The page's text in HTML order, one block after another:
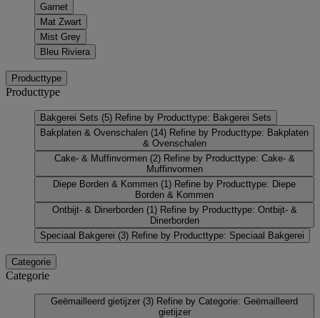
Garnet
Mat Zwart
Mist Grey
Bleu Riviera
Producttype
Producttype
Bakgerei Sets (5) Refine by Producttype: Bakgerei Sets
Bakplaten & Ovenschalen (14) Refine by Producttype: Bakplaten
& Ovenschalen
Cake- & Muffinvormen (2) Refine by Producttype: Cake- &
Muffinvormen
Diepe Borden & Kommen (1) Refine by Producttype: Diepe
Borden & Kommen
Ontbijt- & Dinerborden (1) Refine by Producttype: Ontbijt- &
Dinerborden
Speciaal Bakgerei (3) Refine by Producttype: Speciaal Bakgerei
Categorie
Categorie
Geëmailleerd gietijzer (3) Refine by Categorie: Geëmailleerd
gietijzer